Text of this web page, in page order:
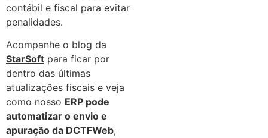
contábil e fiscal para evitar
penalidades.
Acompanhe o blog da
StarSoft para ficar por
dentro das últimas
atualizações fiscais e veja
como nosso ERP pode
automatizar o envio e
apuração da DCTFWeb,